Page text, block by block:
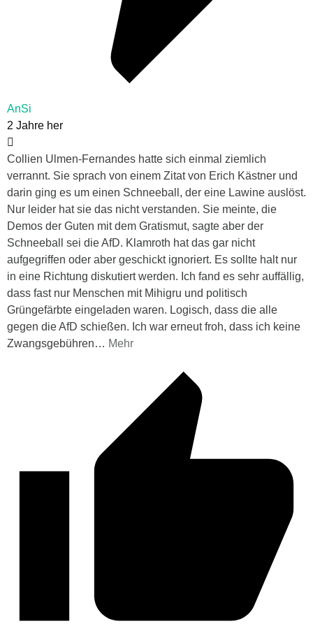
AnSi
2 Jahre her
Collien Ulmen-Fernandes hatte sich einmal ziemlich
verrannt. Sie sprach von einem Zitat von Erich Kästner und
darin ging es um einen Schneeball, der eine Lawine auslöst.
Nur leider hat sie das nicht verstanden. Sie meinte, die
Demos der Guten mit dem Gratismut, sagte aber der
Schneeball sei die AfD. Klamroth hat das gar nicht
aufgegriffen oder aber geschickt ignoriert. Es sollte halt nur
in eine Richtung diskutiert werden. Ich fand es sehr auffällig,
dass fast nur Menschen mit Mihigru und politisch
Grüngefärbte eingeladen waren. Logisch, dass die alle
gegen die AfD schießen. Ich war erneut froh, dass ich keine
Zwangsgebühren… Mehr